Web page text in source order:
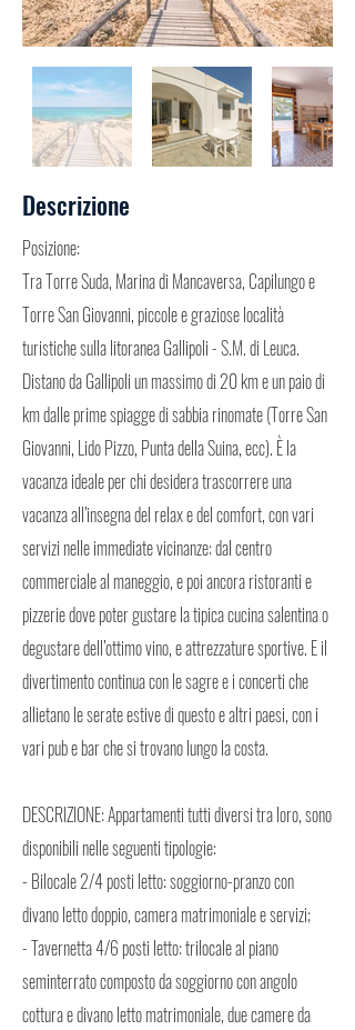
Descrizione
Posizione:
Tra Torre Suda, Marina di Mancaversa, Capilungo e
Torre San Giovanni, piccole e graziose località
turistiche sulla litoranea Gallipoli - S.M. di Leuca.
Distano da Gallipoli un massimo di 20 km e un paio di
km dalle prime spiagge di sabbia rinomate (Torre San
Giovanni, Lido Pizzo, Punta della Suina, ecc). È la
vacanza ideale per chi desidera trascorrere una
vacanza all’insegna del relax e del comfort, con vari
servizi nelle immediate vicinanze: dal centro
commerciale al maneggio, e poi ancora ristoranti e
pizzerie dove poter gustare la tipica cucina salentina o
degustare dell’ottimo vino, e attrezzature sportive. E il
divertimento continua con le sagre e i concerti che
allietano le serate estive di questo e altri paesi, con i
vari pub e bar che si trovano lungo la costa.
DESCRIZIONE: Appartamenti tutti diversi tra loro, sono
disponibili nelle seguenti tipologie:
- Bilocale 2/4 posti letto: soggiorno-pranzo con
divano letto doppio, camera matrimoniale e servizi;
- Tavernetta 4/6 posti letto: trilocale al piano
seminterrato composto da soggiorno con angolo
cottura e divano letto matrimoniale, due camere da